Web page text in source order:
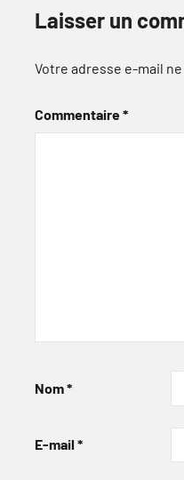
Laisser un
Votre adresse e-mail
Commentaire*
Nom*
E-mail *